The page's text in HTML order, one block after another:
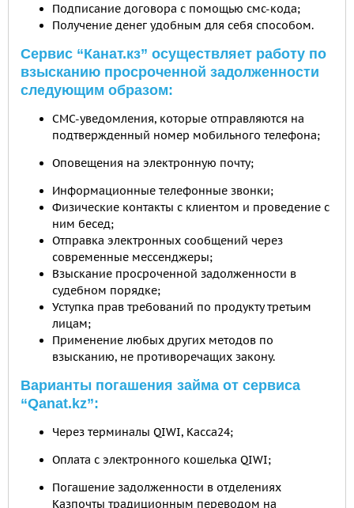
Подписание договора с помощью смс-кода;
Получение денег удобным для себя способом.
Сервис “Канат.кз” осуществляет работу по
взысканию просроченной задолженности
следующим образом:
СМС-уведомления, которые отправляются на
подтвержденный номер мобильного телефона;
Оповещения на электронную почту;
Информационные телефонные звонки;
Физические контакты с клиентом и проведение с
ним бесед;
Отправка электронных сообщений через
современные мессенджеры;
Взыскание просроченной задолженности в
судебном порядке;
Уступка прав требований по продукту третьим
лицам;
Применение любых других методов по
взысканию, не противоречащих закону.
Варианты погашения займа от сервиса
“Qanat.kz”:
Через терминалы QIWI, Касса24;
Оплата с электронного кошелька QIWI;
Погашение задолженности в отделениях
Казпочты традиционным переводом на